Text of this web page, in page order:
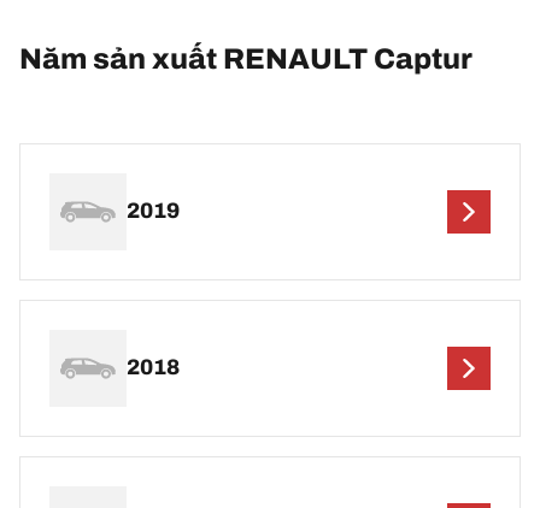
Năm sản xuất RENAULT Captur
2019
2018